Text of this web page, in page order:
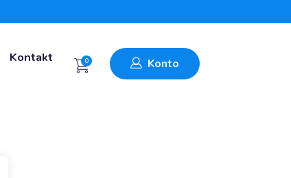
Kontakt 0 Konto